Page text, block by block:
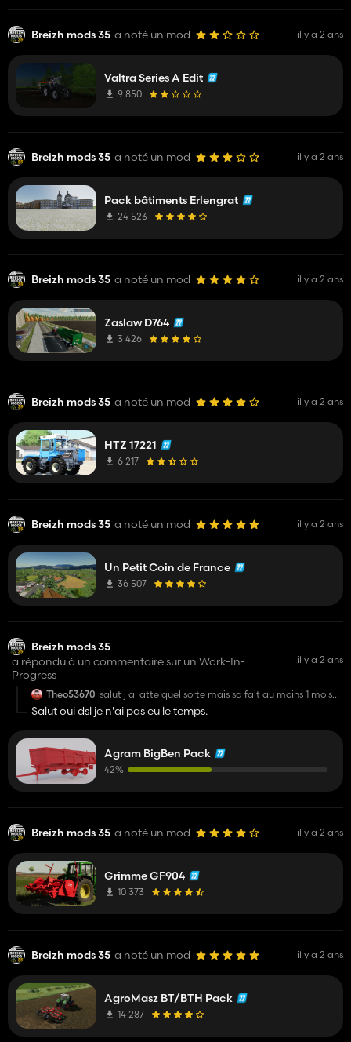
Breizh mods 35 a noté un mod il y a 2 ans
Valtra Series A Edit
9 850
Breizh mods 35 a noté un mod il y a 2 ans
Pack bâtiments Erlengrat
24 523
Breizh mods 35 a noté un mod il y a 2 ans
Zaslaw D764
3 426
Breizh mods 35 a noté un mod il y a 2 ans
HTZ 17221
6 217
Breizh mods 35 a noté un mod il y a 2 ans
Un Petit Coin de France
36 507
Breizh mods 35
a répondu à un commentaire sur un Work-In-
Progress
il y a 2 ans
Theo53670 salut j ai atte quel sorte mais sa fait au moins 1 mois
quel reste a 42%
Salut oui dsl je n'ai pas eu le temps.
Agram BigBen Pack
42%
Breizh mods 35 a noté un mod il y a 2 ans
Grimme GF904
10 373
Breizh mods 35 a noté un mod il y a 2 ans
AgroMasz BT/BTH Pack
14 287